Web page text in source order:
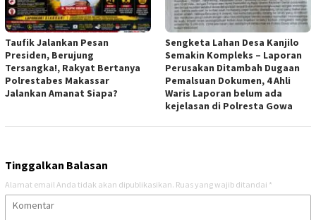
Taufik Jalankan Pesan
Presiden, Berujung
Tersangka!, Rakyat Bertanya
Polrestabes Makassar
Jalankan Amanat Siapa?
Sengketa Lahan Desa Kanjilo
Semakin Kompleks – Laporan
Perusakan Ditambah Dugaan
Pemalsuan Dokumen, 4 Ahli
Waris Laporan belum ada
kejelasan di Polresta Gowa
Tinggalkan Balasan
Alamat email Anda tidak akan dipublikasikan. Ruas yang wajib ditandai *